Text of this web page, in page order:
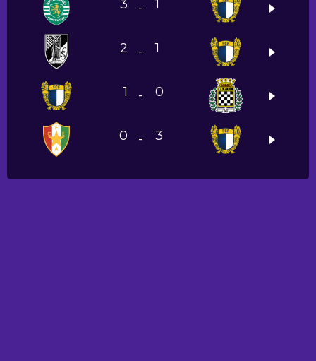
3 - 1
2 - 1
1 - 0
0 - 3